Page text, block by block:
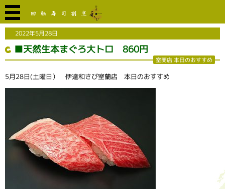
2022年5月28日
■天然生本まぐろ大トロ 860円
室蘭店 本日のおすすめ
5月28日(土曜日） 伊達和さび室蘭店 本日のおすすめ